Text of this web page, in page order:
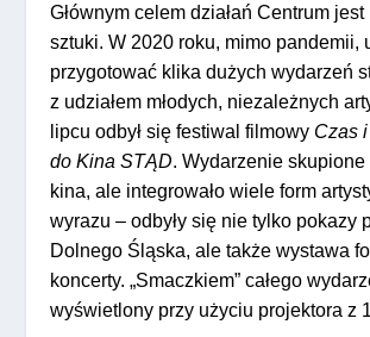
Głównym celem działań Centrum
sztuki. W 2020 roku, mimo pandemii,
przygotować klika dużych wydarzeń
z udziałem młodych, niezależnych
lipcu odbył się festiwal filmowy Czas
do Kina STĄD. Wydarzenie skupione
kina, ale integrowało wiele form
wyrazu – odbyły się nie tylko pokazy
Dolnego Śląska, ale także wystawa
koncerty. „Smaczkiem” całego
wyświetlony przy użyciu projektora z